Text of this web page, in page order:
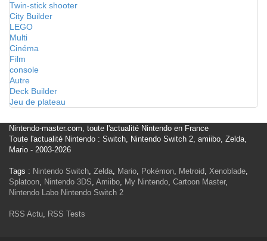
Twin-stick shooter
City Builder
LEGO
Multi
Cinéma
Film
console
Autre
Deck Builder
Jeu de plateau
Nintendo-master.com, toute l'actualité Nintendo en France
Toute l'actualité Nintendo : Switch, Nintendo Switch 2, amiibo, Zelda,
Mario - 2003-2026
Tags : Nintendo Switch, Zelda, Mario, Pokémon, Metroid, Xenoblade,
Splatoon, Nintendo 3DS, Amiibo, My Nintendo, Cartoon Master,
Nintendo Labo Nintendo Switch 2
RSS Actu, RSS Tests